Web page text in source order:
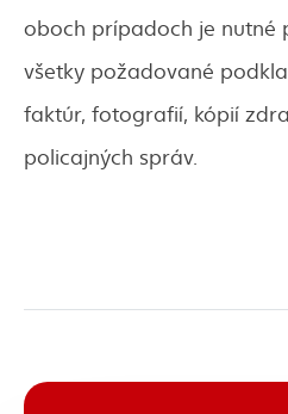
oboch prípadoch je nutné
všetky požadované
faktúr, fotografií, kópií
policajných správ.